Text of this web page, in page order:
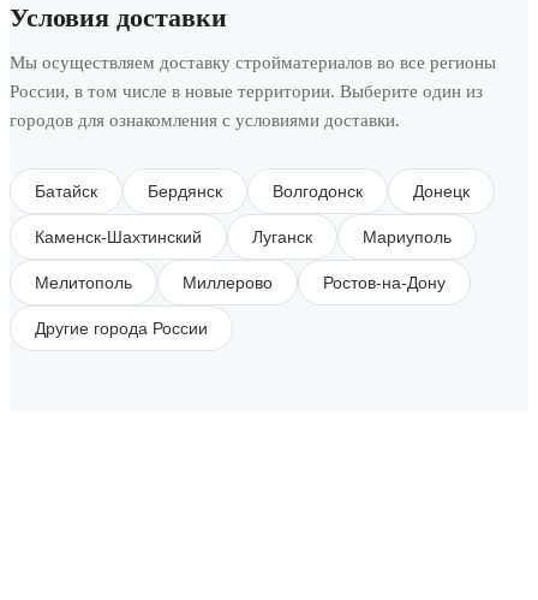
Условия доставки
Мы осуществляем доставку стройматериалов во все регионы
России, в том числе в новые территории. Выберите один из
городов для ознакомления с условиями доставки.
Батайск Бердянск Волгодонск Донецк
Каменск-Шахтинский Луганск Мариуполь
Мелитополь Миллерово Ростов-на-Дону
Другие города России